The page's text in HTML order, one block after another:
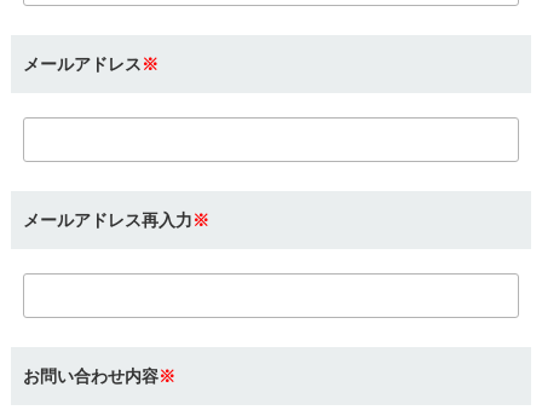
メールアドレス※
メールアドレス再入力※
お問い合わせ内容※